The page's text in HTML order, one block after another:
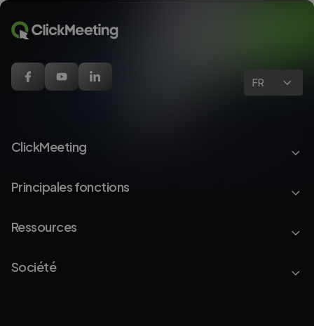
FR
ClickMeeting
Principales fonctions
Ressources
Société